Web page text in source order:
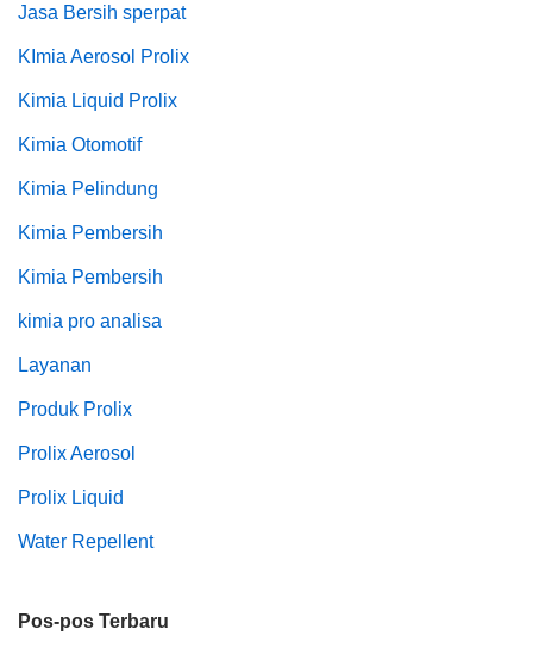
Jasa Bersih sperpat
KImia Aerosol Prolix
Kimia Liquid Prolix
Kimia Otomotif
Kimia Pelindung
Kimia Pembersih
Kimia Pembersih
kimia pro analisa
Layanan
Produk Prolix
Prolix Aerosol
Prolix Liquid
Water Repellent
Pos-pos Terbaru